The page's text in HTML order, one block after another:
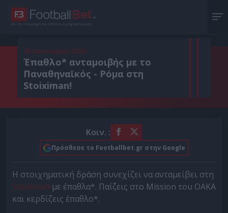
Με την υπογραφή του Χρήστου Σωτηρακόπουλου
29 Ιανουαρίου 2026
Έπαθλο* ανταμοιβής με το
Παναθηναϊκός - Ρόμα στη
Stoiximan!
Κοιν. :
Πρόσθεσε το Footballbet.gr στην Google
Η στοιχηματική δράση συνεχίζει να ανταμείβει στη
Stoiximan με έπαθλα*. Παίζεις στο Mission του ΟΑΚΑ
και κερδίζεις έπαθλο*.